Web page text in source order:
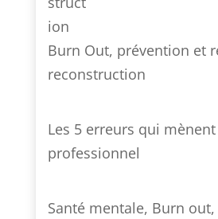
Burn Out, prévention et
reconstruction
Les 5 erreurs qui
professionnel
Santé mentale, Burn out,